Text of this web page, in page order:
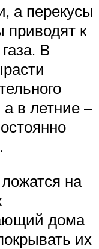
а перекусы
к
В
в летние –
на
дома
их